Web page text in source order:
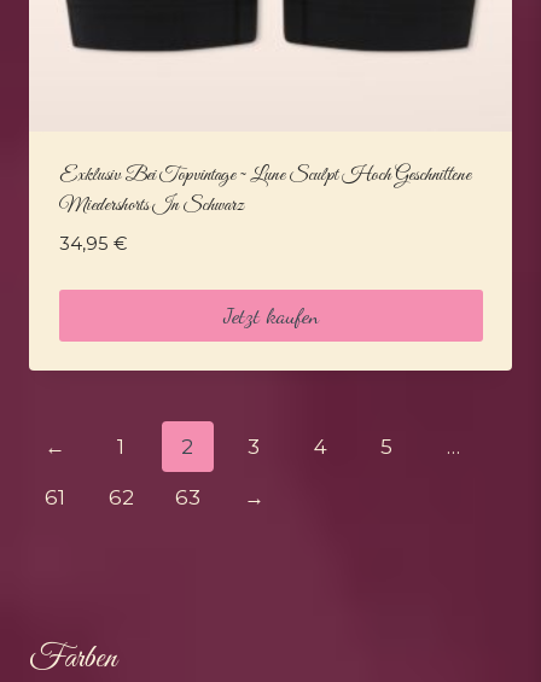
Exklusiv Bei Topvintage ~ Lune Sculpt Hoch Geschnittene
Miedershorts In Schwarz
34,95 €
Jetzt kaufen
← 1 2 3 4 5 …
61 62 63 →
Farben